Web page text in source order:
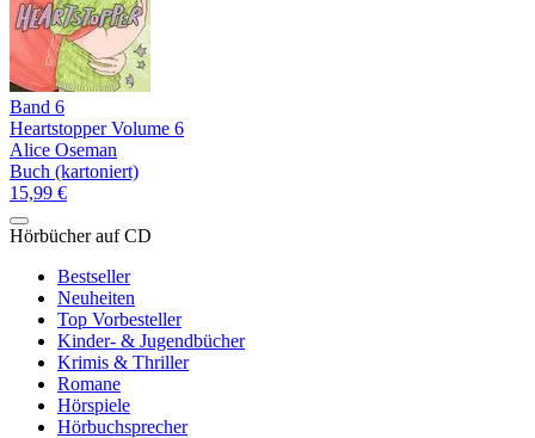
Band 6
Heartstopper Volume 6
Alice Oseman
Buch (kartoniert)
15,99 €
Hörbücher auf CD
Bestseller
Neuheiten
Top Vorbesteller
Kinder- & Jugendbücher
Krimis & Thriller
Romane
Hörspiele
Hörbuchsprecher